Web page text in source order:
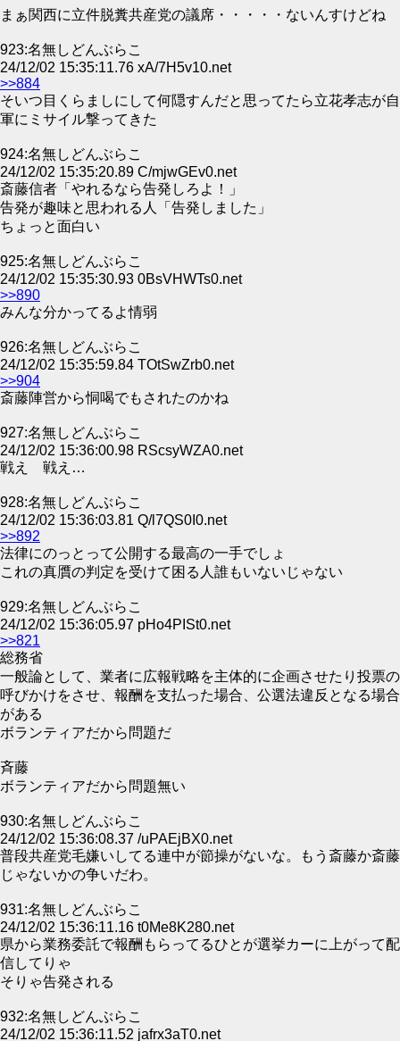
まぁ関西に立件脱糞共産党の議席・・・・・ないんすけどね
923:名無しどんぶらこ
24/12/02 15:35:11.76 xA/7H5v10.net
>>884
そいつ目くらましにして何隠すんだと思ってたら立花孝志が自
軍にミサイル撃ってきた
924:名無しどんぶらこ
24/12/02 15:35:20.89 C/mjwGEv0.net
斎藤信者「やれるなら告発しろよ！」
告発が趣味と思われる人「告発しました」
ちょっと面白い
925:名無しどんぶらこ
24/12/02 15:35:30.93 0BsVHWTs0.net
>>890
みんな分かってるよ情弱
926:名無しどんぶらこ
24/12/02 15:35:59.84 TOtSwZrb0.net
>>904
斎藤陣営から恫喝でもされたのかね
927:名無しどんぶらこ
24/12/02 15:36:00.98 RScsyWZA0.net
戦え 戦え…
928:名無しどんぶらこ
24/12/02 15:36:03.81 Q/l7QS0I0.net
>>892
法律にのっとって公開する最高の一手でしょ
これの真贋の判定を受けて困る人誰もいないじゃない
929:名無しどんぶらこ
24/12/02 15:36:05.97 pHo4PISt0.net
>>821
総務省
一般論として、業者に広報戦略を主体的に企画させたり投票の
呼びかけをさせ、報酬を支払った場合、公選法違反となる場合
がある
ボランティアだから問題だ
斉藤
ボランティアだから問題無い
930:名無しどんぶらこ
24/12/02 15:36:08.37 /uPAEjBX0.net
普段共産党毛嫌いしてる連中が節操がないな。もう斎藤か斎藤
じゃないかの争いだわ。
931:名無しどんぶらこ
24/12/02 15:36:11.16 t0Me8K280.net
県から業務委託で報酬もらってるひとが選挙カーに上がって配
信してりゃ
そりゃ告発される
932:名無しどんぶらこ
24/12/02 15:36:11.52 jafrx3aT0.net